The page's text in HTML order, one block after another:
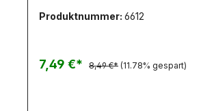
Produktnummer: 6612
7,49 €* 8,49 €* (11.78% gespart)